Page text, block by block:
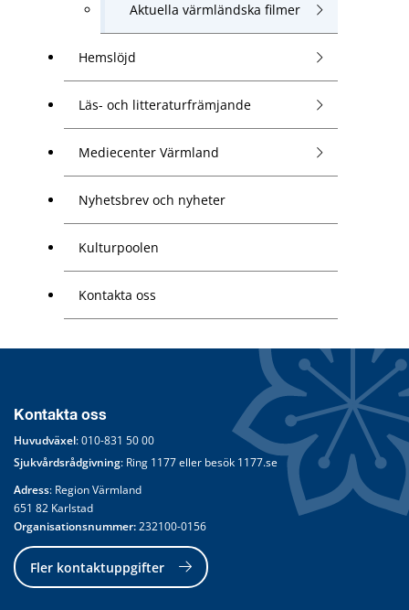
Aktuella värmländska filmer
Hemslöjd
Läs- och litteraturfrämjande
Mediecenter Värmland
Nyhetsbrev och nyheter
Kulturpoolen
Kontakta oss
Kontakta oss
Huvudväxel: 010-831 50 00
Sjukvårdsrådgivning: Ring 1177 eller besök 1177.se
Adress: Region Värmland
651 82 Karlstad
Organisationsnummer: 232100-0156
Fler kontaktuppgifter